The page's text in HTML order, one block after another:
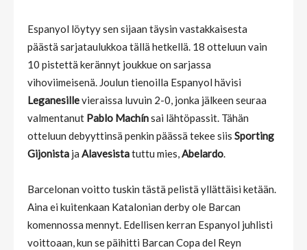
Espanyol löytyy sen sijaan täysin vastakkaisesta
päästä sarjataulukkoa tällä hetkellä. 18 otteluun vain
10 pistettä kerännyt joukkue on sarjassa
vihoviimeisenä. Joulun tienoilla Espanyol hävisi
Leganesillevieraissa luvuin 2-0, jonka jälkeen seuraa
valmentanut Pablo Machínsai lähtöpassit. Tähän
otteluun debyyttinsä penkin päässä tekee siis Sporting
Gijonista ja Alavesistatuttu mies,Abelardo.
Barcelonan voitto tuskin tästä pelistä yllättäisi ketään.
Aina ei kuitenkaan Katalonian derby ole Barcan
komennossa mennyt. Edellisen kerran Espanyol juhlisti
voittoaan, kun se päihitti Barcan Copa del Reyn